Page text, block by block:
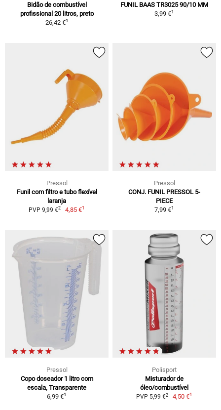
Bidão de combustível
profissional 20 litros, preto
26,42 €1
FUNIL BAAS TR3025 90/10 MM
3,99 €1
Pressol
Funil com filtro e tubo flexível
laranja
PVP 9,99 €2 4,85 €1
Pressol
CONJ. FUNIL PRESSOL 5-
PIECE
7,99 €1
Pressol
Copo doseador 1 litro com
escala, Transparente
6,99 €1
Polisport
Misturador de
óleo/combustível
PVP 5,99 €2 4,50 €1